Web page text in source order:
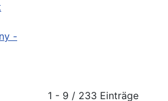
-
1 - 9 / 233 Einträge